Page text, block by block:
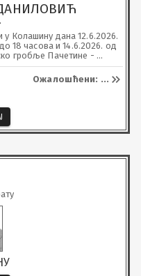
у Колашину дана 12.6.2026.
18 часова и 14.6.2026. од
гробље Пачетине -
нашег вољеног у 15 часова.
Ожалошћени: ...